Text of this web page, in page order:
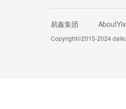
易鑫集团
Copyright©2015-2024